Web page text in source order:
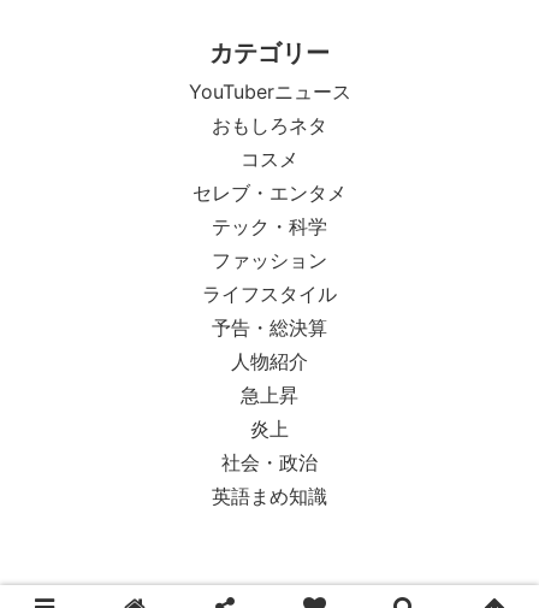
カテゴリー
YouTuberニュース
おもしろネタ
コスメ
セレブ・エンタメ
テック・科学
ファッション
ライフスタイル
予告・総決算
人物紹介
急上昇
炎上
社会・政治
英語まめ知識